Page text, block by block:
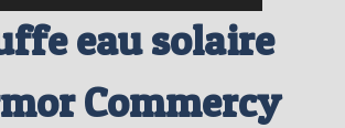
eau solaire
Commercy